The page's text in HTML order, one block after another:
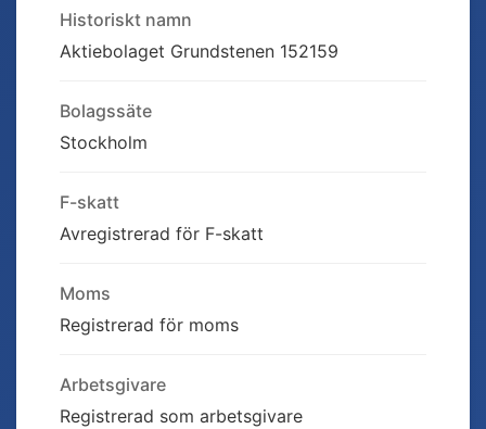
Historiskt namn
Aktiebolaget Grundstenen 152159
Bolagssäte
Stockholm
F-skatt
Avregistrerad för F-skatt
Moms
Registrerad för moms
Arbetsgivare
Registrerad som arbetsgivare